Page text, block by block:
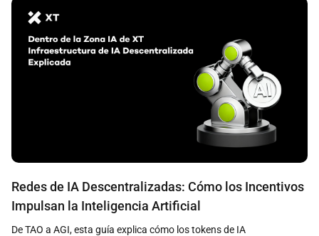
Redes de IA Descentralizadas: Cómo los Incentivos
Impulsan la Inteligencia Artificial
De TAO a AGI, esta guía explica cómo los tokens de IA